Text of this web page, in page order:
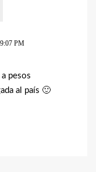
PM
pesos
al país 🙂